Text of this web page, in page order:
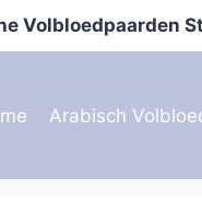
Volbloedpaarden
Arabisch